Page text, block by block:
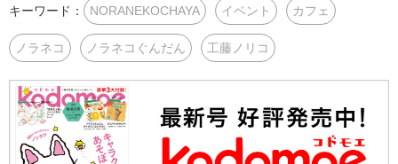
キーワード： NORANEKOCHAYA イベント カフェ
ノラネコ ノラネコぐんだん 工藤ノリコ